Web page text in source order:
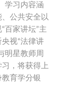
学习内容涵
公共安全以
百家讲坛”主
视“法律讲
明星教师周
，将获得上
育学分银